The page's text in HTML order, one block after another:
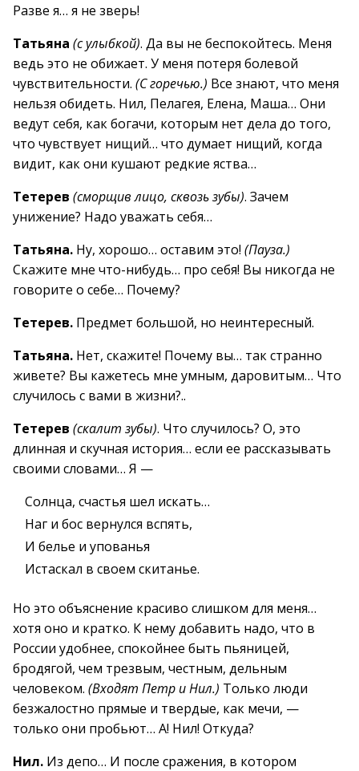
Разве я… я не зверь!
Татьяна (с улыбкой). Да вы не беспокойтесь. Меня
ведь это не обижает. У меня потеря болевой
чувствительности. (С горечью.) Все знают, что меня
нельзя обидеть. Нил, Пелагея, Елена, Маша… Они
ведут себя, как богачи, которым нет дела до того,
что чувствует нищий… что думает нищий, когда
видит, как они кушают редкие яства…
Тетерев (сморщив лицо, сквозь зубы). Зачем
унижение? Надо уважать себя…
Татьяна. Ну, хорошо… оставим это! (Пауза.)
Скажите мне что-нибудь… про себя! Вы никогда не
говорите о себе… Почему?
Тетерев. Предмет большой, но неинтересный.
Татьяна. Нет, скажите! Почему вы… так странно
живете? Вы кажетесь мне умным, даровитым… Что
случилось с вами в жизни?..
Тетерев (скалит зубы). Что случилось? О, это
длинная и скучная история… если ее рассказывать
своими словами… Я —
Солнца, счастья шел искать…
Наг и бос вернулся вспять,
И белье и упованья
Истаскал в своем скитанье.
Но это объяснение красиво слишком для меня…
хотя оно и кратко. К нему добавить надо, что в
России удобнее, спокойнее быть пьяницей,
бродягой, чем трезвым, честным, дельным
человеком. (Входят Петр и Нил.) Только люди
безжалостно прямые и твердые, как мечи, —
только они пробьют… А! Нил! Откуда?
Нил. Из депо… И после сражения, в котором